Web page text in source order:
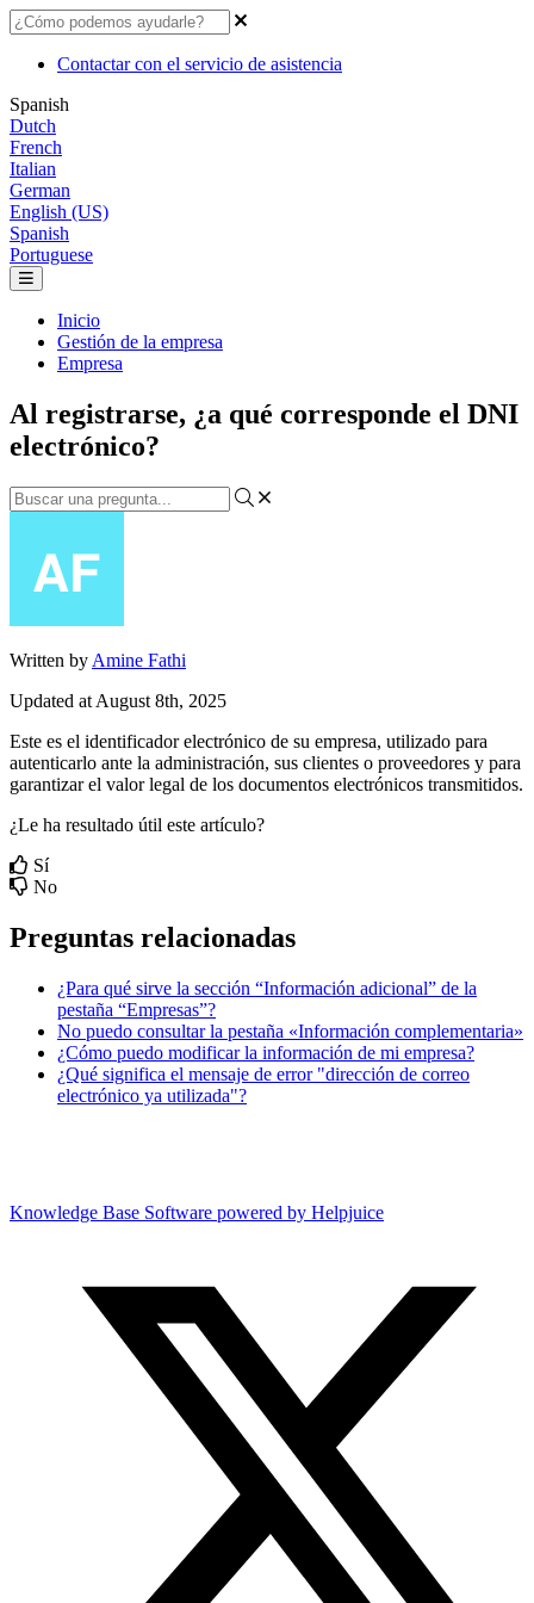
Contactar con el servicio de asistencia
Spanish
Dutch
French
Italian
German
English (US)
Spanish
Portuguese
Inicio
Gestión de la empresa
Empresa
Al registrarse, ¿a qué corresponde el DNI
electrónico?
Written by Amine Fathi
Updated at August 8th, 2025
Este es el identificador electrónico de su empresa, utilizado para
autenticarlo ante la administración, sus clientes o proveedores y para
garantizar el valor legal de los documentos electrónicos transmitidos.
¿Le ha resultado útil este artículo?
Sí
No
Preguntas relacionadas
¿Para qué sirve la sección “Información adicional” de la
pestaña “Empresas”?
No puedo consultar la pestaña «Información complementaria»
¿Cómo puedo modificar la información de mi empresa?
¿Qué significa el mensaje de error "dirección de correo
electrónico ya utilizada"?
Knowledge Base Software powered by Helpjuice